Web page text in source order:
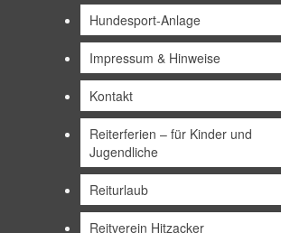
Hundesport-Anlage
Impressum & Hinweise
Kontakt
Reiterferien – für Kinder und
Jugendliche
Reiturlaub
Reitverein Hitzacker